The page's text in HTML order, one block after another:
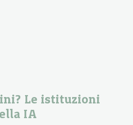
Le istituzioni
IA